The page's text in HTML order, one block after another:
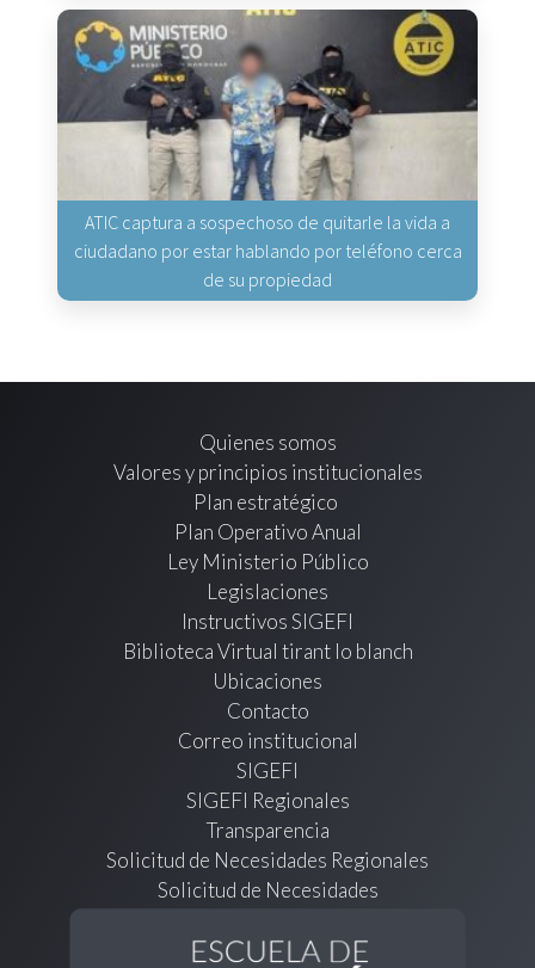
ATIC captura a sospechoso de quitarle la vida a
ciudadano por estar hablando por teléfono cerca
de su propiedad
Quienes somos
Valores y principios institucionales
Plan estratégico
Plan Operativo Anual
Ley Ministerio Público
Legislaciones
Instructivos SIGEFI
Biblioteca Virtual tirant lo blanch
Ubicaciones
Contacto
Correo institucional
SIGEFI
SIGEFI Regionales
Transparencia
Solicitud de Necesidades Regionales
Solicitud de Necesidades